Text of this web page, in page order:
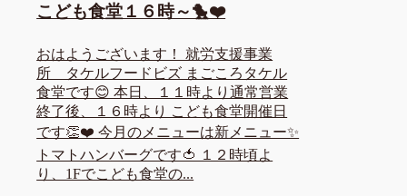
こども食堂１６時～🐤❤️
おはようございます！ 就労支援事業
所 タケルフードビズ まごころタケル
食堂です😊 本日、１１時より通常営業
終了後、１６時より こども食堂開催日
です👏❤️ 今月のメニューは新メニュー✨
トマトハンバーグです🍅 １２時頃よ
り、1Fでこども食堂の...